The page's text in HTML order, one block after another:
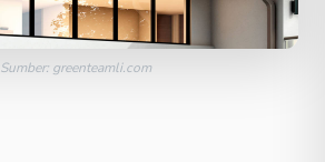
Sumber: greenteamli.com